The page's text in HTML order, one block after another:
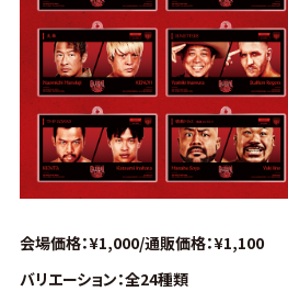
会場価格：¥1,000/通販価格：¥1,100
バリエーション：全24種類